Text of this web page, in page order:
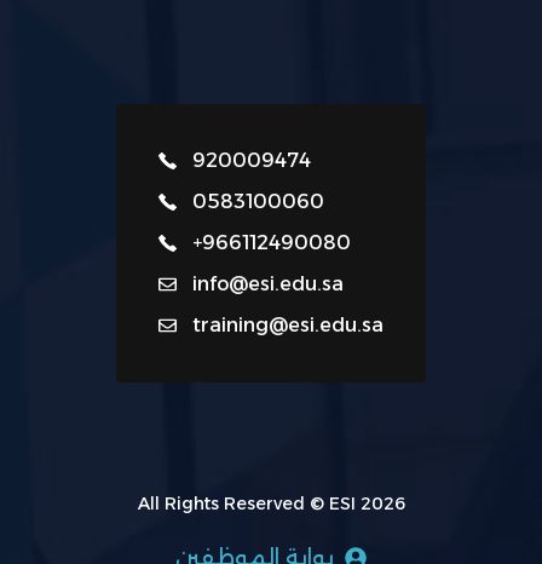
920009474
0583100060
+966112490080
info@esi.edu.sa
training@esi.edu.sa
All Rights Reserved © ESI 2026
بوابة الموظفين